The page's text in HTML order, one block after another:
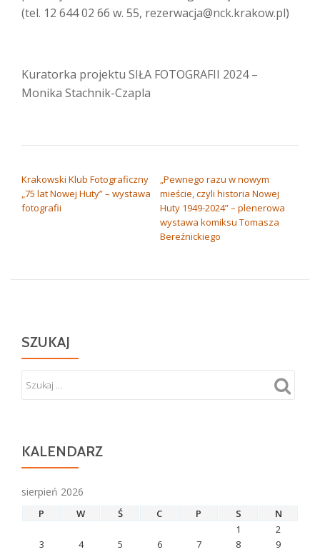
(tel. 12 644 02 66 w. 55, rezerwacja@nck.krakow.pl)
Kuratorka projektu SIŁA FOTOGRAFII 2024 –
Monika Stachnik-Czapla
Krakowski Klub Fotograficzny
„75 lat Nowej Huty” – wystawa
fotografii
„Pewnego razu w nowym
mieście, czyli historia Nowej
Huty 1949-2024” – plenerowa
wystawa komiksu Tomasza
Bereźnickiego
SZUKAJ
KALENDARZ
sierpień 2026
P W Ś C P S
N
1
2
3
4 5 6 7 8
9